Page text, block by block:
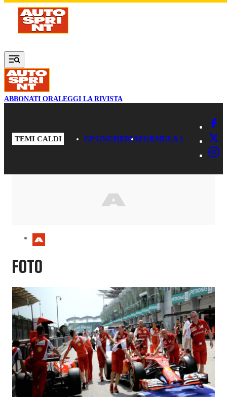
Vai al contenuto principale
ABBONATI ORALEGGI LA RIVISTA
TEMI CALDI GP UNGHERIAFORMULA 1
FOTO